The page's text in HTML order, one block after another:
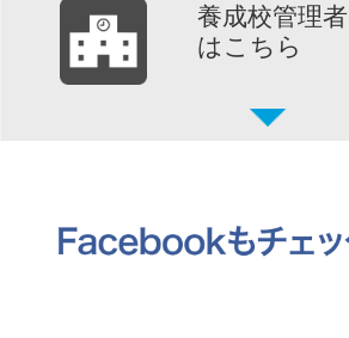
養成校管理者
はこちら